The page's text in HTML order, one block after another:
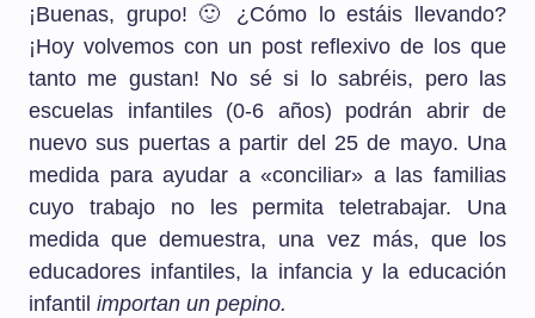
¡Buenas, grupo! 🙂 ¿Cómo lo estáis llevando?
¡Hoy volvemos con un post reflexivo de los que
tanto me gustan! No sé si lo sabréis, pero las
escuelas infantiles (0-6 años) podrán abrir de
nuevo sus puertas a partir del 25 de mayo. Una
medida para ayudar a «conciliar» a las familias
cuyo trabajo no les permita teletrabajar. Una
medida que demuestra, una vez más, que los
educadores infantiles, la infancia y la educación
infantil importan un pepino.